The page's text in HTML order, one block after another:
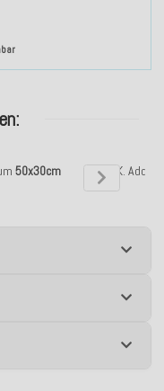
50x30cm
H.O.C.K.